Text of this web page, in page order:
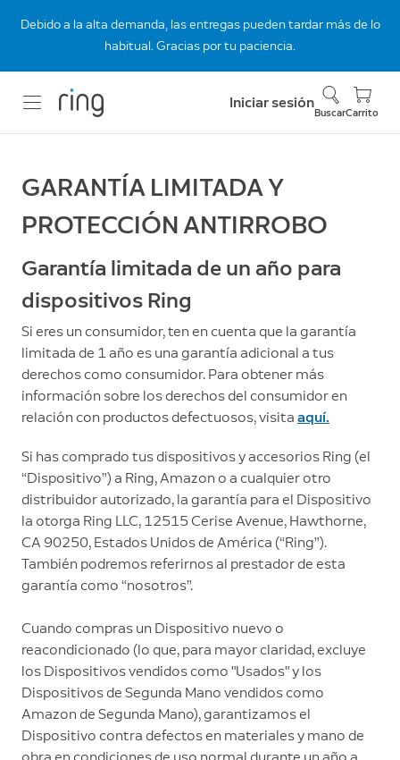
Debido a la alta demanda, las entregas pueden tardar más de lo
habitual. Gracias por tu paciencia.
Iniciar sesión
BuscarCarrito
GARANTÍA LIMITADA Y
PROTECCIÓN ANTIRROBO
Garantía limitada de un año para
dispositivos Ring
Si eres un consumidor, ten en cuenta que la garantía
limitada de 1 año es una garantía adicional a tus
derechos como consumidor. Para obtener más
información sobre los derechos del consumidor en
relación con productos defectuosos, visita aquí.
Si has comprado tus dispositivos y accesorios Ring (el
“Dispositivo”) a Ring, Amazon o a cualquier otro
distribuidor autorizado, la garantía para el Dispositivo
la otorga Ring LLC, 12515 Cerise Avenue, Hawthorne,
CA 90250, Estados Unidos de América (“Ring”).
También podremos referirnos al prestador de esta
garantía como “nosotros”.
Cuando compras un Dispositivo nuevo o
reacondicionado (lo que, para mayor claridad, excluye
los Dispositivos vendidos como "Usados" y los
Dispositivos de Segunda Mano vendidos como
Amazon de Segunda Mano), garantizamos el
Dispositivo contra defectos en materiales y mano de